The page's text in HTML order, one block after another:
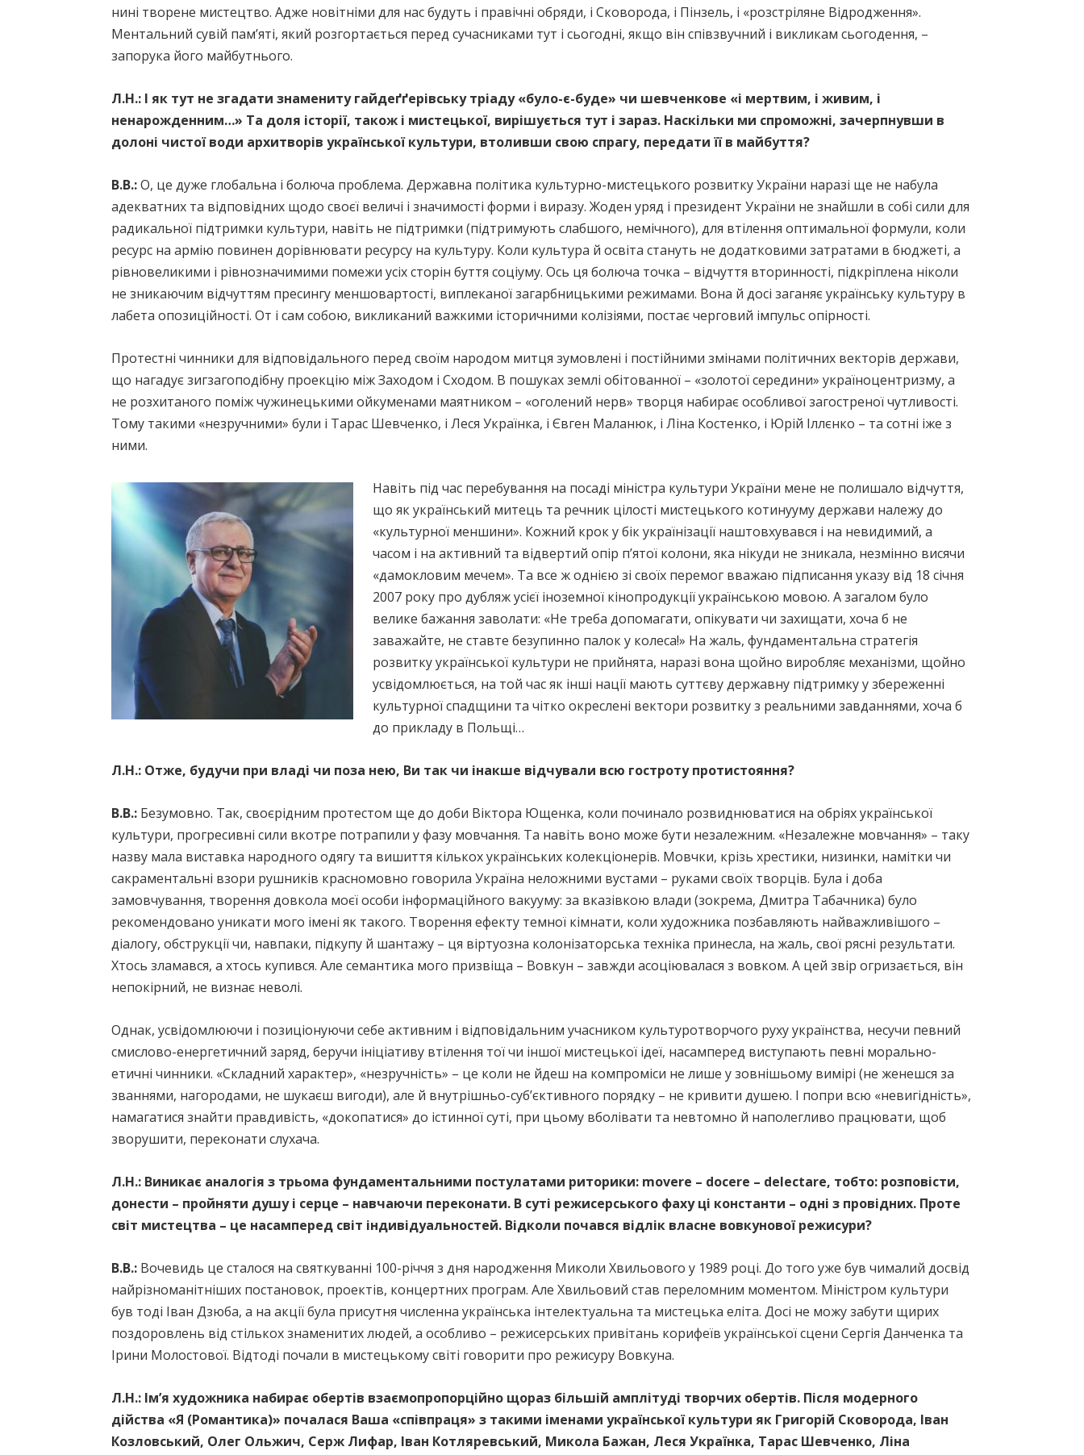
нині творене мистецтво. Адже новітніми для нас будуть і правічні обряди, і Сковорода, і Пінзель, і «розстріляне Відродження».
Ментальний сувій пам’яті, який розгортається перед сучасниками тут і сьогодні, якщо він співзвучний і викликам сьогодення, –
запорука його майбутнього.
Л.Н.: І як тут не згадати знамениту гайдеґґерівську тріаду «було-є-буде» чи шевченкове «і мертвим, і живим, і
ненарожденним…» Та доля історії, також і мистецької, вирішується тут і зараз. Наскільки ми спроможні, зачерпнувши в
долоні чистої води архитворів української культури, втоливши свою спрагу, передати її в майбуття?
В.В.:О, це дуже глобальна і болюча проблема. Державна політика культурно-мистецького розвитку України наразі ще не набула
адекватних та відповідних щодо своєї величі і значимості форми і виразу. Жоден уряд і президент України не знайшли в собі сили для
радикальної підтримки культури, навіть не підтримки (підтримують слабшого, немічного), для втілення оптимальної формули, коли
ресурс на армію повинен дорівнювати ресурсу на культуру. Коли культура й освіта стануть не додатковими затратами в бюджеті, а
рівновеликими і рівнозначимими помежи усіх сторін буття соціуму. Ось ця болюча точка – відчуття вторинності, підкріплена ніколи
не зникаючим відчуттям пресингу меншовартості, виплеканої загарбницькими режимами. Вона й досі заганяє українську культуру в
лабета опозиційності. От і сам собою, викликаний важкими історичними колізіями, постає черговий імпульс опірності.
Протестні чинники для відповідального перед своїм народом митця зумовлені і постійними змінами політичних векторів держави,
що нагадує зигзагоподібну проекцію між Заходом і Сходом. В пошуках землі обітованної – «золотої середини» україноцентризму, а
не розхитаного поміж чужинецькими ойкуменами маятником – «оголений нерв» творця набирає особливої загостреної чутливості.
Тому такими «незручними» були і Тарас Шевченко, і Леся Українка, і Євген Маланюк, і Ліна Костенко, і Юрій Іллєнко – та сотні іже з
ними.
Навіть під час перебування на посаді міністра культури України мене не полишало відчуття,
що як український митець та речник цілості мистецького котинууму держави належу до
«культурної меншини». Кожний крок у бік українізації наштовхувався і на невидимий, а
часом і на активний та відвертий опір п’ятої колони, яка нікуди не зникала, незмінно висячи
«дамокловим мечем». Та все ж однією зі своїх перемог вважаю підписання указу від 18 січня
2007 року про дубляж усієї іноземної кінопродукції українською мовою. А загалом було
велике бажання заволати: «Не треба допомагати, опікувати чи захищати, хоча б не
заважайте, не ставте безупинно палок у колеса!» На жаль, фундаментальна стратегія
розвитку української культури не прийнята, наразі вона щойно виробляє механізми, щойно
усвідомлюється, на той час як інші нації мають суттєву державну підтримку у збереженні
культурної спадщини та чітко окреслені вектори розвитку з реальними завданнями, хоча б
до прикладу в Польщі…
Л.Н.: Отже, будучи при владі чи поза нею, Ви так чи інакше відчували всю гостроту протистояння?
В.В.: Безумовно. Так, своєрідним протестом ще до доби Віктора Ющенка, коли починало розвиднюватися на обріях української
культури, прогресивні сили вкотре потрапили у фазу мовчання. Та навіть воно може бути незалежним. «Незалежне мовчання» – таку
назву мала виставка народного одягу та вишиття кількох українських колекціонерів. Мовчки, крізь хрестики, низинки, намітки чи
сакраментальні взори рушників красномовно говорила Україна неложними вустами – руками своїх творців. Була і доба
замовчування, творення довкола моєї особи інформаційного вакууму: за вказівкою влади (зокрема, Дмитра Табачника) було
рекомендовано уникати мого імені як такого. Творення ефекту темної кімнати, коли художника позбавляють найважливішого –
діалогу, обструкції чи, навпаки, підкупу й шантажу – ця віртуозна колонізаторська техніка принесла, на жаль, свої рясні результати.
Хтось зламався, а хтось купився. Але семантика мого призвіща – Вовкун – завжди асоціювалася з вовком. А цей звір огризається, він
непокірний, не визнає неволі.
Однак, усвідомлюючи і позиціонуючи себе активним і відповідальним учасником культуротворчого руху українства, несучи певний
смислово-енергетичний заряд, беручи ініціативу втілення тої чи іншої мистецької ідеї, насамперед виступають певні морально-
етичні чинники. «Складний характер», «незручність» – це коли не йдеш на компроміси не лише у зовнішьому вимірі (не женешся за
званнями, нагородами, не шукаєш вигоди), але й внутрішньо-суб’єктивного порядку – не кривити душею. І попри всю «невигідність»,
намагатися знайти правдивість, «докопатися» до істинної суті, при цьому вболівати та невтомно й наполегливо працювати, щоб
зворушити, переконати слухача.
Л.Н.: Виникає аналогія з трьома фундаментальними постулатами риторики: movere – docere – delectare, тобто: розповісти,
донести – пройняти душу і серце – навчаючи переконати. В суті режисерського фаху ці константи – одні з провідних. Проте
світ мистецтва – це насамперед світ індивідуальностей. Відколи почався відлік власне вовкунової режисури?
В.В.: Вочевидь це сталося на святкуванні 100-річчя з дня народження Миколи Хвильового у 1989 році. До того уже був чималий досвід
найрізноманітніших постановок, проектів, концертних програм. Але Хвильовий став переломним моментом. Міністром культури
був тоді Іван Дзюба, а на акції була присутня численна українська інтелектуальна та мистецька еліта. Досі не можу забути щирих
поздоровлень від стількох знаменитих людей, а особливо – режисерських привітань корифеїв української сцени Сергія Данченка та
Ірини Молостової. Відтоді почали в мистецькому світі говорити про режисуру Вовкуна.
Л.Н.: Ім’я художника набирає обертів взаємопропорційно щораз більшій амплітуді творчих обертів. Після модерного
дійства «Я (Романтика)» почалася Ваша «співпраця» з такими іменами української культури як Григорій Сковорода, Іван
Козловський, Олег Ольжич, Серж Лифар, Іван Котляревський, Микола Бажан, Леся Українка, Тарас Шевченко, Ліна